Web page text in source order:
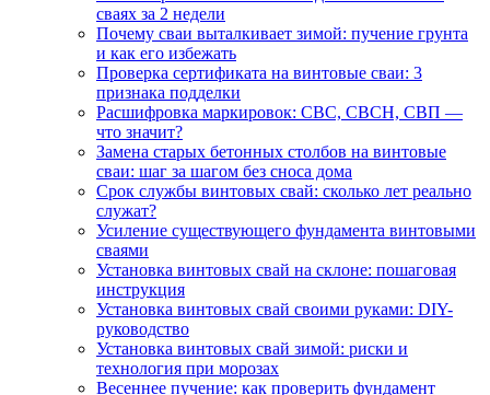
сваях за 2 недели
Почему сваи выталкивает зимой: пучение грунта
и как его избежать
Проверка сертификата на винтовые сваи: 3
признака подделки
Расшифровка маркировок: СВС, СВСН, СВП —
что значит?
Замена старых бетонных столбов на винтовые
сваи: шаг за шагом без сноса дома
Срок службы винтовых свай: сколько лет реально
служат?
Усиление существующего фундамента винтовыми
сваями
Установка винтовых свай на склоне: пошаговая
инструкция
Установка винтовых свай своими руками: DIY-
руководство
Установка винтовых свай зимой: риски и
технология при морозах
Весеннее пучение: как проверить фундамент